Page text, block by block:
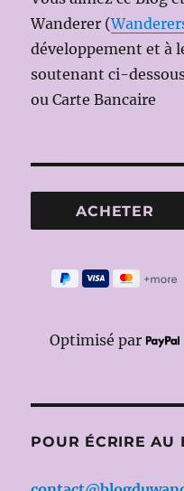
Wanderer (
développement et à
soutenant ci-
ou Carte Bancaire
Optimisé par
POUR ÉCRIRE AU